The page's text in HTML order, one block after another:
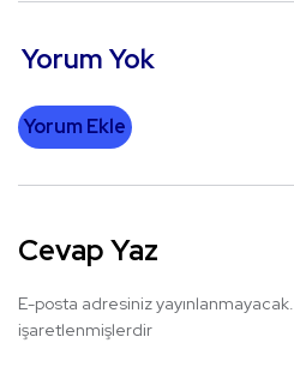
Yorum Yok
Yorum Ekle
Cevap Yaz
E-posta adresiniz yayınlanmayacak.
işaretlenmişlerdir